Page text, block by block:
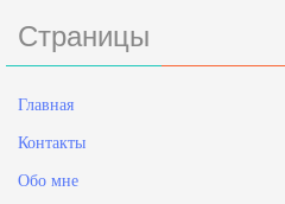
Страницы
Главная
Контакты
Обо мне